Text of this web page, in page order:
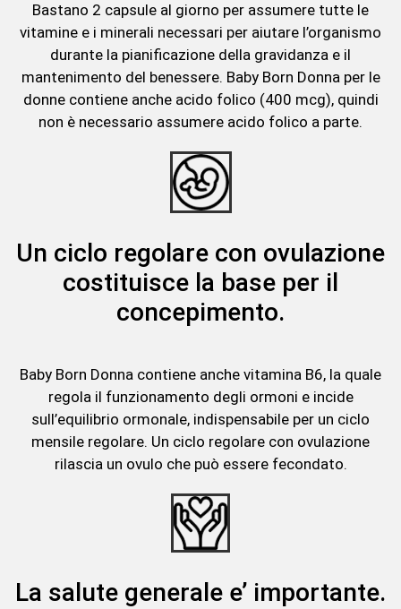
Bastano 2 capsule al giorno per assumere tutte le
vitamine e i minerali necessari per aiutare l’organismo
durante la pianificazione della gravidanza e il
mantenimento del benessere. Baby Born Donna per le
donne contiene anche acido folico (400 mcg), quindi
non è necessario assumere acido folico a parte.
Un ciclo regolare con ovulazione
costituisce la base per il
concepimento.
Baby Born Donna contiene anche vitamina B6, la quale
regola il funzionamento degli ormoni e incide
sull’equilibrio ormonale, indispensabile per un ciclo
mensile regolare. Un ciclo regolare con ovulazione
rilascia un ovulo che può essere fecondato.
La salute generale e’ importante.